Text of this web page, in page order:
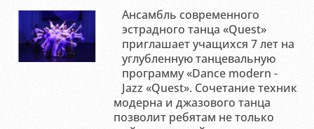
Ансамбль современного
эстрадного танца «Quest»
приглашает учащихся 7 лет на
углубленную танцевальную
программу «Dance modern -
Jazz «Quest». Сочетание техник
модерна и джазового танца
позволит ребятам не только